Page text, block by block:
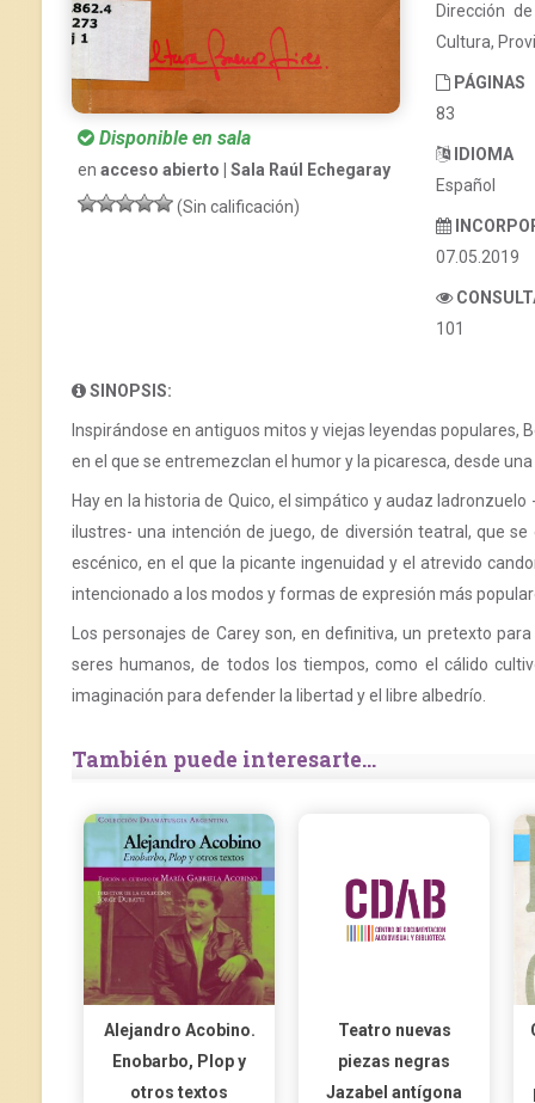
Disponible en sala
en acceso abierto | Sala Raúl Echegaray
(Sin calificación)
Dirección
Cultura,
PÁGINAS
83
IDIOMA
Español
07.05.2019
101
SINOPSIS:
Inspirándose en antiguos mitos y viejas leyendas
en el que se entremezclan el humor y la picaresca, desde
Hay en la historia de Quico, el simpático y audaz
ilustres- una intención de juego, de diversión teatral, que
escénico, en el que la picante ingenuidad y el atrevido
intencionado a los modos y formas de expresión más
Los personajes de Carey son, en definitiva, un pretexto
seres humanos, de todos los tiempos, como el cálido
imaginación para defender la libertad y el libre albedrío.
También puede interesarte...
Alejandro Acobino.
Enobarbo, Plop y
otros textos
Teatro nuevas
piezas negras
Jazabel antígona